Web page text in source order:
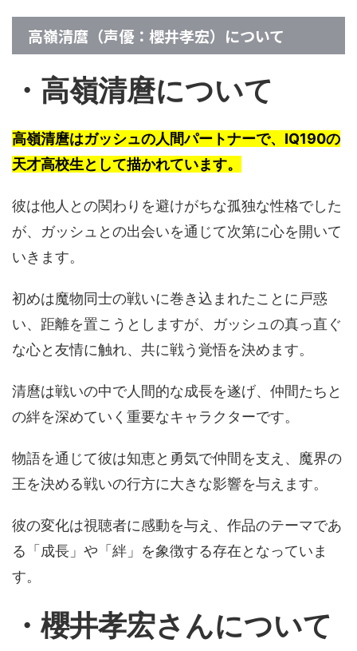
高嶺清麿（声優：櫻井孝宏）について
・高嶺清麿について
高嶺清麿はガッシュの人間パートナーで、IQ190の
天才高校生として描かれています。
彼は他人との関わりを避けがちな孤独な性格でした
が、ガッシュとの出会いを通じて次第に心を開いて
いきます。
初めは魔物同士の戦いに巻き込まれたことに戸惑
い、距離を置こうとしますが、ガッシュの真っ直ぐ
な心と友情に触れ、共に戦う覚悟を決めます。
清麿は戦いの中で人間的な成長を遂げ、仲間たちと
の絆を深めていく重要なキャラクターです。
物語を通じて彼は知恵と勇気で仲間を支え、魔界の
王を決める戦いの行方に大きな影響を与えます。
彼の変化は視聴者に感動を与え、作品のテーマであ
る「成長」や「絆」を象徴する存在となっていま
す。
・櫻井孝宏さんについて